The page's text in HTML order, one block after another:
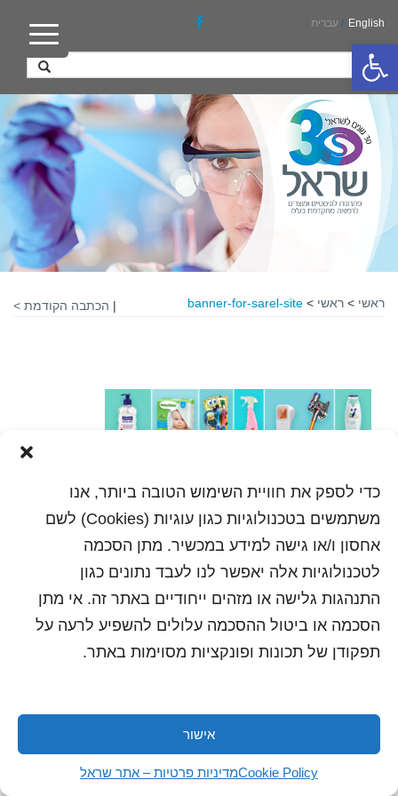
פתח סרגל נגישות
כדי לספק את חוויית השימוש הטובה ביותר, אנו
משתמשים בטכנולוגיות כגון עוגיות (Cookies) לשם
אחסון ו/או גישה למידע במכשיר. מתן הסכמה
לטכנולוגיות אלה יאפשר לנו לעבד נתונים כגון
התנהגות גלישה או מזהים ייחודיים באתר זה. אי מתן
הסכמה או ביטול ההסכמה עלולים להשפיע לרעה על
תפקודן של תכונות ופונקציות מסוימות באתר.
אישור
Cookie Policyמדיניות פרטיות – אתר שראל
English
/ עברית
ראשי > ראשי >
banner-for-sarel-site
| הכתבה הקודמת >
"היוצרים"